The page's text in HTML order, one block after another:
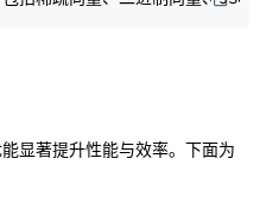
显著提升性能与效率。下面为